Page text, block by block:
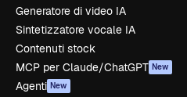
Generatore di video IA
Sintetizzatore vocale IA
Contenuti stock
MCP per Claude/ChatGPT New
Agenti New